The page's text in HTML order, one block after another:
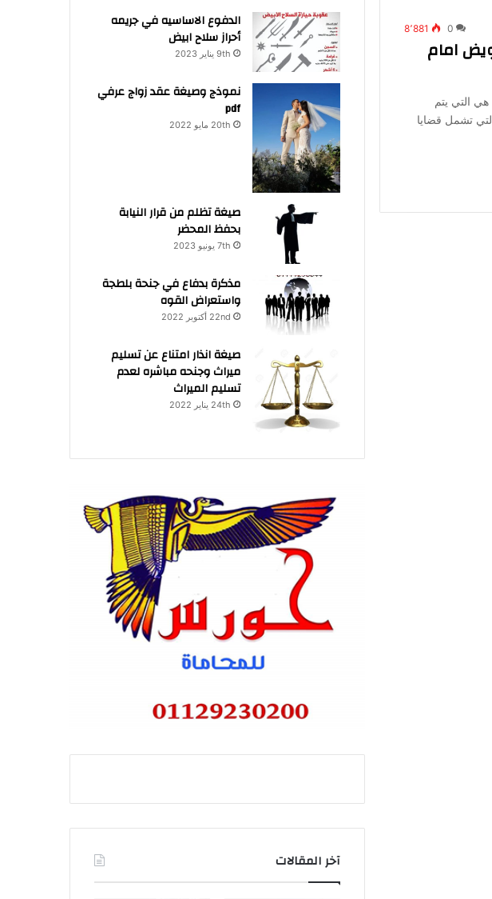
0 8٬881
امام
التي يتم
تشمل قضايا
الدفوع الاساسيه في جريمه
أحراز سلاح ابيض
9th يناير 2023
نموذج وصيغة عقد زواج عرفي
pdf
20th مايو 2022
صيغة تظلم من قرار النيابة
بحفظ المحضر
7th يونيو 2023
مذكرة بدفاع في جنحة بلطجة
واستعراض القوه
22nd أكتوبر 2022
صيغة انذار امتناع عن تسليم
ميراث وجنحه مباشره لعدم
تسليم الميراث
24th يناير 2022
آخر المقالات